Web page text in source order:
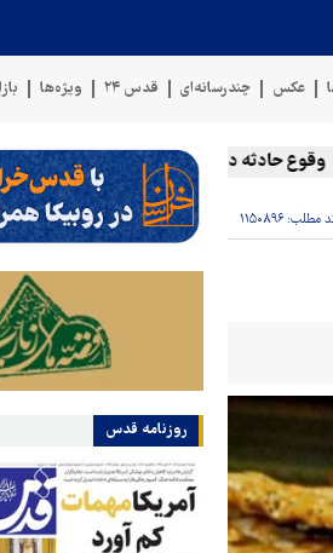
عکس چندرسانه‌ای قدس ۲۴ ویژه‌ها
حادثه دریایی در سواحل عمان
مطلب: ۱۱۵۰۸۹۶
روزنامه قدس